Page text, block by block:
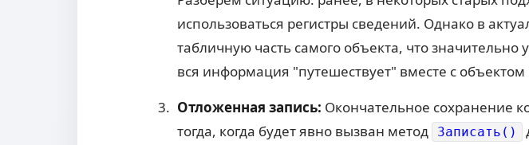
использоваться регистры сведений. Однако в
табличную часть самого объекта, что
вся информация "путешествует" вместе с
Отложенная запись: Окончательное сохранение
тогда, когда будет явно вызван метод
Записать()